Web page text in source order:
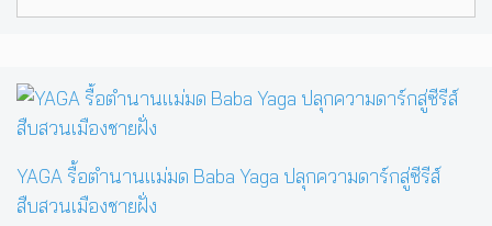
YAGA รื้อตำนานแม่มด Baba Yaga ปลุกความดาร์กสู่ซีรีส์
สืบสวนเมืองชายฝั่ง